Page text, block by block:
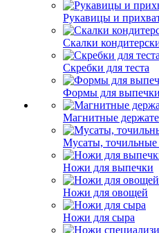
Рукавицы и
Скалки
Скребки для теста
Формы для
Магнитные
Мусаты,
Ножи для выпечки
Ножи для овощей
Ножи для сыра